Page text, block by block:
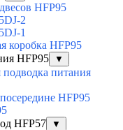
HFP95
2
1
коробка HFP95
HFP95
▼
подводка питания
HFP95
HFP57
▼